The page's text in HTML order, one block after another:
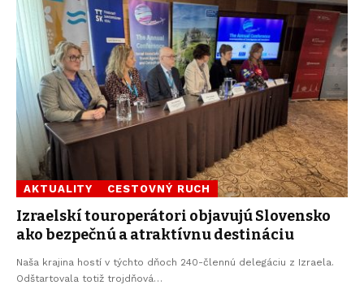
AKTUALITY CESTOVNÝ RUCH
Izraelskí touroperátori objavujú Slovensko
ako bezpečnú a atraktívnu destináciu
Naša krajina hostí v týchto dňoch 240-člennú delegáciu z Izraela.
Odštartovala totiž trojdňová…